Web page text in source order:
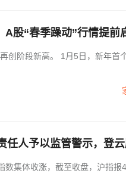
股“春季躁动”行情提前
人予以监管警示，登
三大指数集体收涨，截至收盘，沪